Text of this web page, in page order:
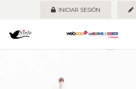
INICIAR SESIÓN